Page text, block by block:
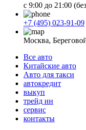
с 9:00 до 21:00
+7 (495) 023-91-09
Москва,
Все авто
Китайские авто
Авто для такси
автокредит
выкуп
трейд ин
сервис
контакты